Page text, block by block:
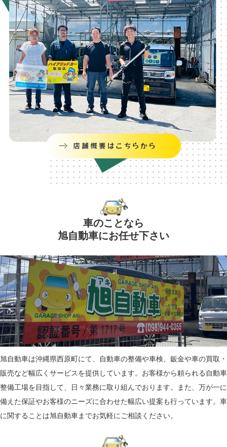
車のことなら
旭自動車にお任せ下さい
旭自動車は沖縄県西原町にて、自動車の整備や車検、鈑金や車の買取・
販売など幅広くサービスを提供しています。お客様から頼られる自動車
整備工場を目指して、日々業務に取り組んでおります。また、万が一に
備えた保証やお客様のニーズに合わせた幅広い提案も行っています。車
に関することは旭自動車までお気軽にご相談ください。